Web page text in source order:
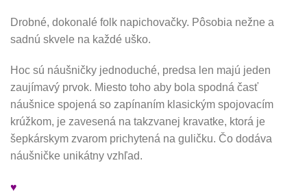
Drobné, dokonalé folk napichovačky. Pôsobia nežne a
sadnú skvele na každé uško.
Hoc sú náušničky jednoduché, predsa len majú jeden
zaujímavý prvok. Miesto toho aby bola spodná časť
náušnice spojená so zapínaním klasickým spojovacím
krúžkom, je zavesená na takzvanej kravatke, ktorá je
šepkárskym zvarom prichytená na guličku. Čo dodáva
náušničke unikátny vzhľad.
♥